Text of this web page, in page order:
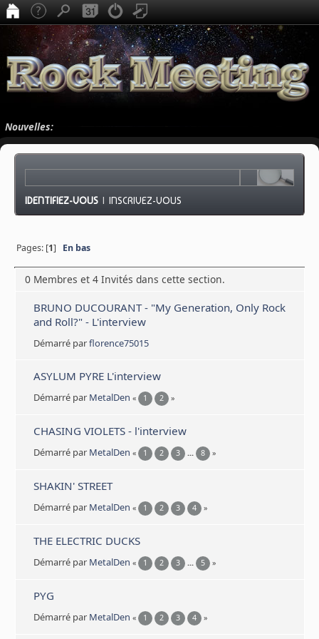
Nouvelles:
IDENTIFIEZ-VOUS |INSCRIVEZ-VOUS
Pages: [1] En bas
0 Membres et 4 Invités dans cette section.
BRUNO DUCOURANT - "My Generation, Only Rock
and Roll?" - L'interview
Démarré parflorence75015
ASYLUM PYRE L'interview
Démarré par MetalDen « 1 2 »
CHASING VIOLETS - l'interview
Démarré par MetalDen « 1 2 3 ... 8 »
SHAKIN' STREET
Démarré par MetalDen « 1 2 3 4 »
THE ELECTRIC DUCKS
Démarré par MetalDen « 1 2 3 ... 5 »
PYG
Démarré par MetalDen « 1 2 3 4 »